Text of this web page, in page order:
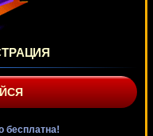
бесплатна!